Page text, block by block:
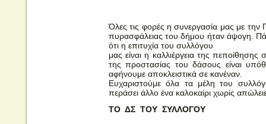
Όλες τις φορές η συνεργασία μας με την
πυρασφάλειας του δήμου ήταν άψογη.
ότι η επιτυχία του συλλόγου
μας είναι η καλλιέργεια της
της προστασίας του δάσους είναι
αφήνουμε αποκλειστικά σε κανέναν.
Ευχαριστούμε όλα τα μέλη του
περάσει άλλο ένα καλοκαίρι χωρίς
ΤΟ ΔΣ ΤΟΥ ΣΥΛΛΟΓΟΥ